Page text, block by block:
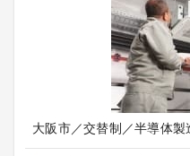
大阪市／交替制／半導体製